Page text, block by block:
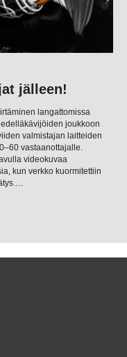
jälleen!
langattomissa
joukkoon
valmistajan laitteiden
vastaanottajalle.
videokuvaa
kun verkko kuormitettiin